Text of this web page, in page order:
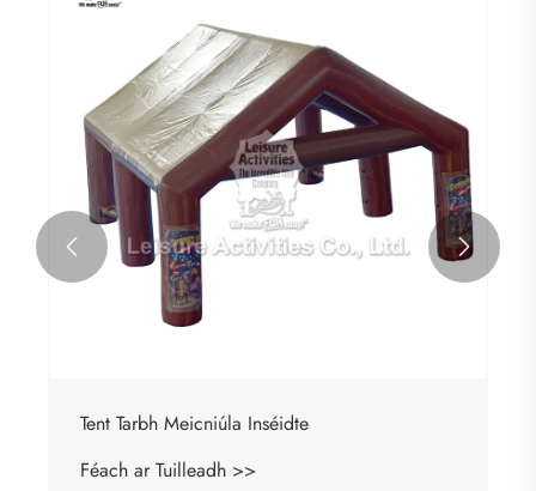
Tent Tarbh Meicniúla Inséidte
Féach ar Tuilleadh >>
 